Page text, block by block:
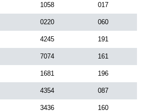
1058 017
0220 060
4245 191
7074 161
1681 196
4354 087
3436 160